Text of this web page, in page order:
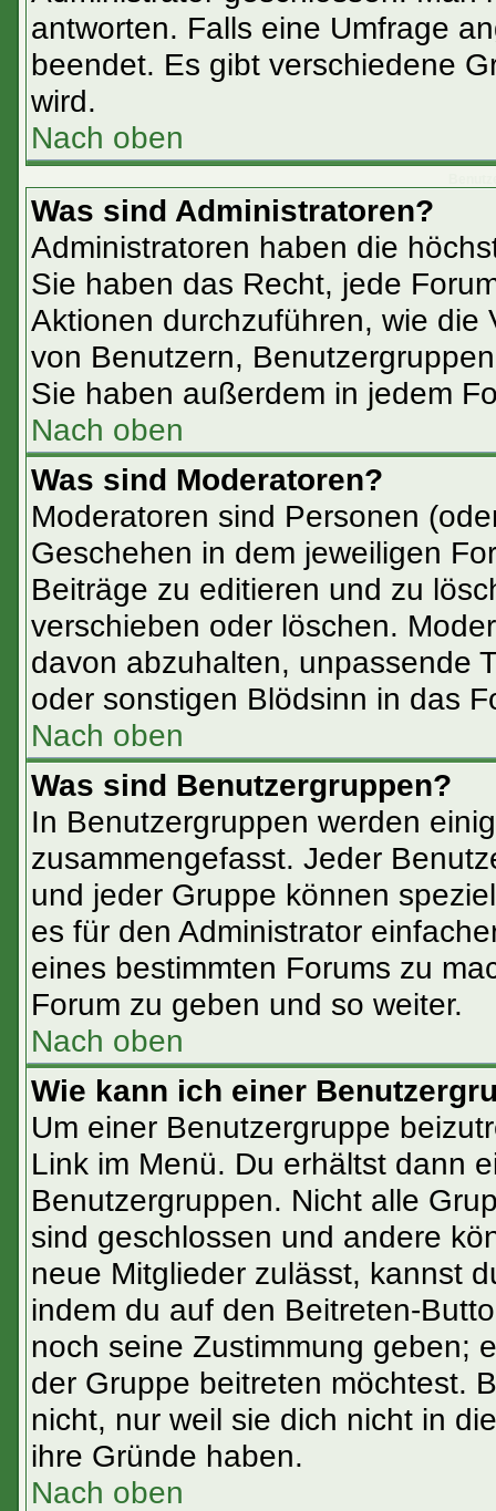
antworten. Falls eine Umfrage
beendet. Es gibt verschiedene
wird.
Nach oben
Was sind Administratoren?
Administratoren haben die
Sie haben das Recht, jede
Aktionen durchzuführen, wie
von Benutzern,
Sie haben außerdem in jedem
Nach oben
Was sind Moderatoren?
Moderatoren sind Personen
Geschehen in dem jeweiligen
Beiträge zu editieren und zu
verschieben oder löschen.
davon abzuhalten, unpassende
oder sonstigen Blödsinn in das
Nach oben
Was sind Benutzergruppen?
In Benutzergruppen werden
zusammengefasst. Jeder
und jeder Gruppe können
es für den Administrator
eines bestimmten Forums zu
Forum zu geben und so weiter.
Nach oben
Wie kann ich einer
Um einer Benutzergruppe
Link im Menü. Du erhältst dann
Benutzergruppen. Nicht alle
sind geschlossen und andere
neue Mitglieder zulässt, kannst
indem du auf den Beitreten-
noch seine Zustimmung geben;
der Gruppe beitreten möchtest.
nicht, nur weil sie dich nicht in
ihre Gründe haben.
Nach oben